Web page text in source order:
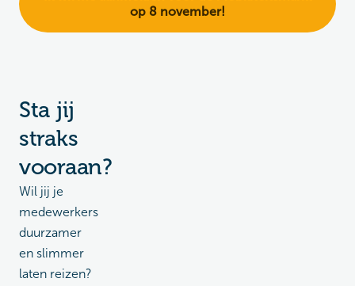
op 8 november!
Sta jij
straks
vooraan?
Wil jij je
medewerkers
duurzamer
en slimmer
laten reizen?